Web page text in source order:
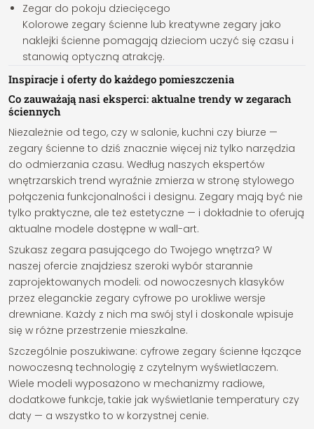
Zegar do pokoju dziecięcego
Kolorowe zegary ścienne lub kreatywne zegary jako
naklejki ścienne pomagają dzieciom uczyć się czasu i
stanowią optyczną atrakcję.
Inspiracje i oferty do każdego pomieszczenia
Co zauważają nasi eksperci: aktualne trendy w zegarach
ściennych
Niezależnie od tego, czy w salonie, kuchni czy biurze —
zegary ścienne to dziś znacznie więcej niż tylko narzędzia
do odmierzania czasu. Według naszych ekspertów
wnętrzarskich trend wyraźnie zmierza w stronę stylowego
połączenia funkcjonalności i designu. Zegary mają być nie
tylko praktyczne, ale też estetyczne — i dokładnie to oferują
aktualne modele dostępne w wall-art.
Szukasz zegara pasującego do Twojego wnętrza? W
naszej ofercie znajdziesz szeroki wybór starannie
zaprojektowanych modeli: od nowoczesnych klasyków
przez eleganckie zegary cyfrowe po urokliwe wersje
drewniane. Każdy z nich ma swój styl i doskonale wpisuje
się w różne przestrzenie mieszkalne.
Szczególnie poszukiwane: cyfrowe zegary ścienne łączące
nowoczesną technologię z czytelnym wyświetlaczem.
Wiele modeli wyposażono w mechanizmy radiowe,
dodatkowe funkcje, takie jak wyświetlanie temperatury czy
daty — a wszystko to w korzystnej cenie.